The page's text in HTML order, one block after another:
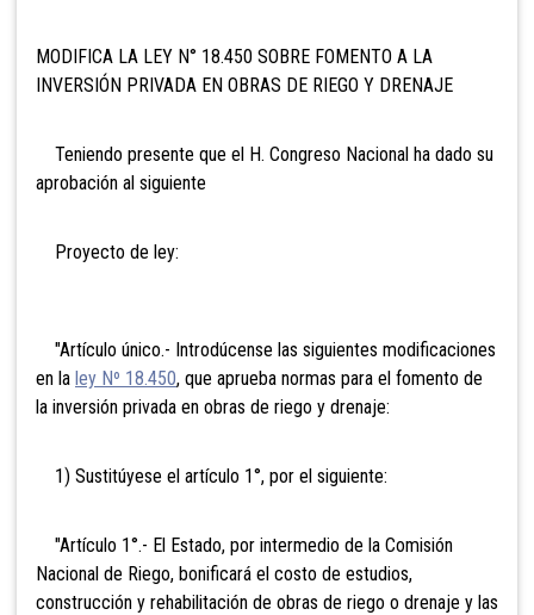
MODIFICA LA LEY N° 18.450 SOBRE FOMENTO A LA
INVERSIÓN PRIVADA EN OBRAS DE RIEGO Y DRENAJE
Teniendo presente que el H. Congreso Nacional ha dado su
aprobación al siguiente
Proyecto de ley:
"Artículo único.- Introdúcense las siguientes modificaciones
en la ley Nº 18.450, que aprueba normas para el fomento de
la inversión privada en obras de riego y drenaje:
1) Sustitúyese el artículo 1°, por el siguiente:
"Artículo 1°.- El Estado, por intermedio de la Comisión
Nacional de Riego, bonificará el costo de estudios,
construcción y rehabilitación de obras de riego o drenaje y las